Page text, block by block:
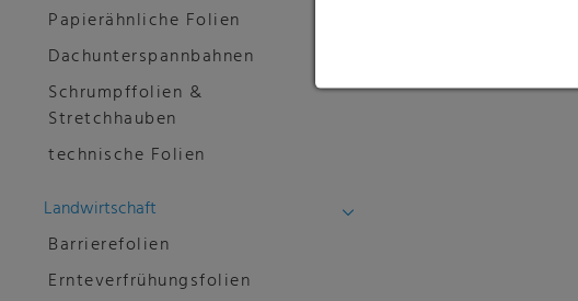
Papierähnliche Folien
Dachunterspannbahnen
Schrumpffolien &
Stretchhauben
technische Folien
Landwirtschaft
Barrierefolien
Ernteverfrühungsfolien